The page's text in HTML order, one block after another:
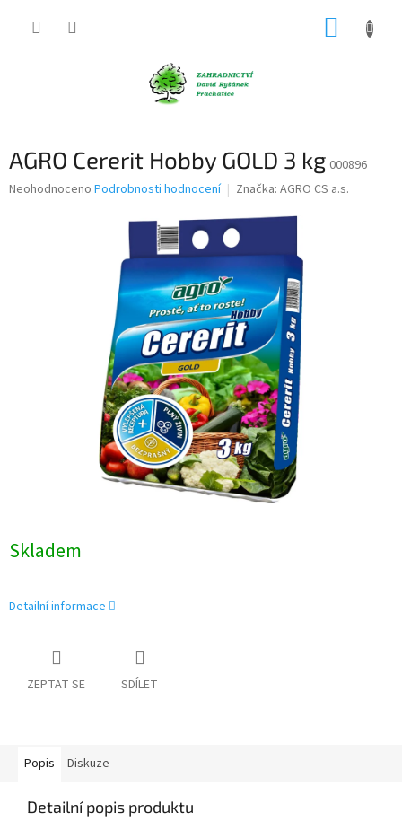
AGRO Cererit Hobby GOLD 3 kg 000896
Průměrné
Neohodnoceno Podrobnosti hodnocení Značka: AGRO CS a.s.
Skladem
Detailní informace
ZEPTAT SE SDÍLET
Popis Diskuze
Detailní popis produktu